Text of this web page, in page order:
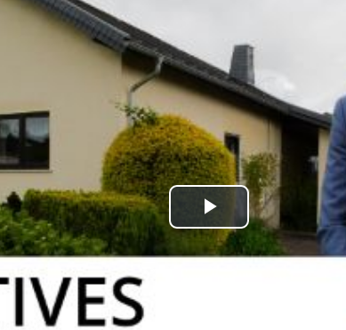
Partner Content
Play
Video